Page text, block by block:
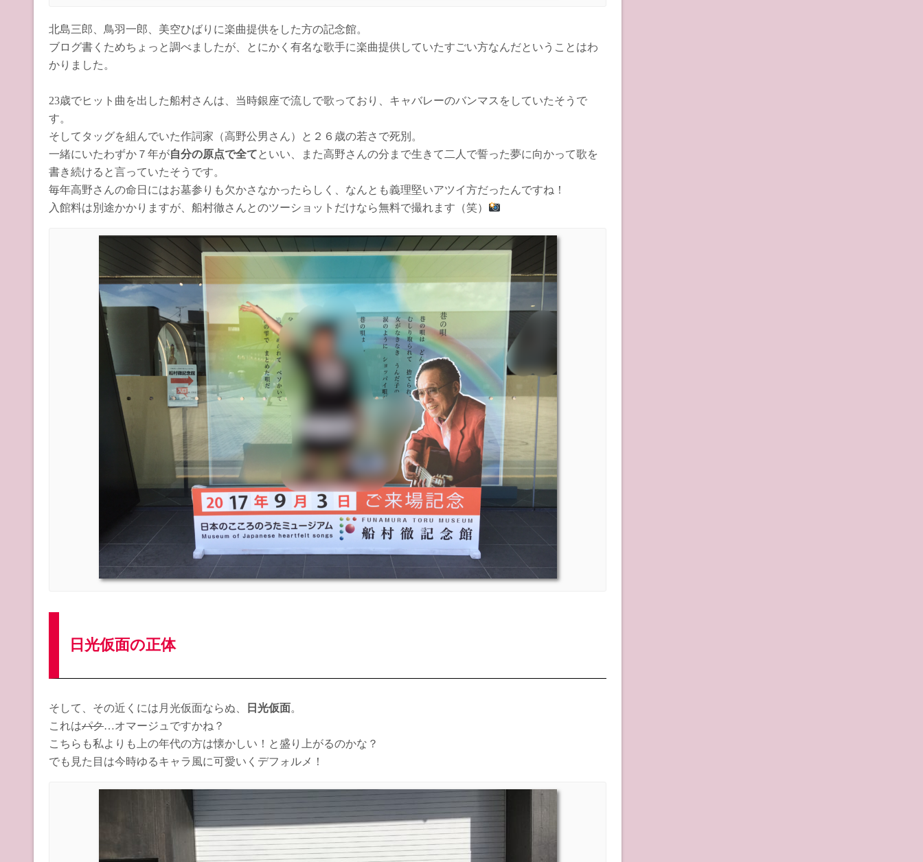
北島三郎、鳥羽一郎、美空ひばりに楽曲提供をした方の記念館。
ブログ書くためちょっと調べましたが、とにかく有名な歌手に楽曲提供していたすごい方なんだということはわ
かりました。
23歳でヒット曲を出した船村さんは、当時銀座で流しで歌っており、キャバレーのバンマスをしていたそうで
す。
そしてタッグを組んでいた作詞家（高野公男さん）と２６歳の若さで死別。
一緒にいたわずか７年が自分の原点で全てといい、また高野さんの分まで生きて二人で誓った夢に向かって歌を
書き続けると言っていたそうです。
毎年高野さんの命日にはお墓参りも欠かさなかったらしく、なんとも義理堅いアツイ方だったんですね！
入館料は別途かかりますが、船村徹さんとのツーショットだけなら無料で撮れます（笑）
日光仮面の正体
そして、その近くには月光仮面ならぬ、 日光仮面。
これはパク…オマージュですかね？
こちらも私よりも上の年代の方は懐かしい！と盛り上がるのかな？
でも見た目は今時ゆるキャラ風に可愛いくデフォルメ！